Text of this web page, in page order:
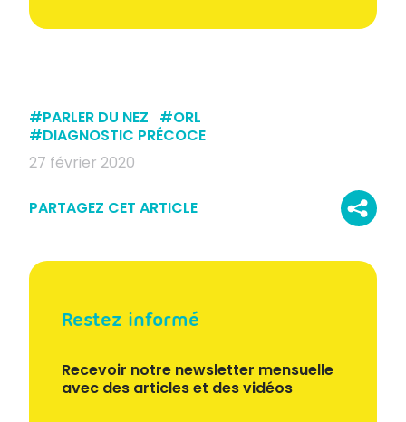
Restez informé
Recevoir notre newsletter mensuelle
avec des articles et des vidéos
#PARLER DU NEZ #ORL
#DIAGNOSTIC PRÉCOCE
27 février 2020
PARTAGEZ CET ARTICLE